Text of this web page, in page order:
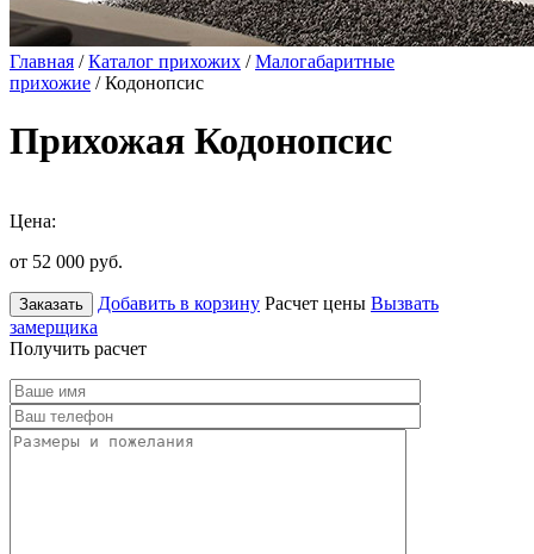
Главная /Каталог прихожих /Малогабаритные
прихожие / Кодонопсис
Прихожая Кодонопсис
Цена:
от 52 000 руб.
Заказать Добавить в корзину Расчет цены Вызвать
замерщика
Получить расчет